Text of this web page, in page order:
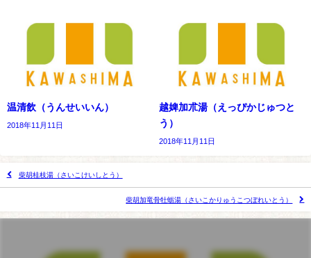
温清飲（うんせいいん）
2018年11月11日
越婢加朮湯（えっぴかじゅつと
う）
2018年11月11日
柴胡桂枝湯（さいこけいしとう）
柴胡加竜骨牡蛎湯（さいこかりゅうこつぼれいとう）